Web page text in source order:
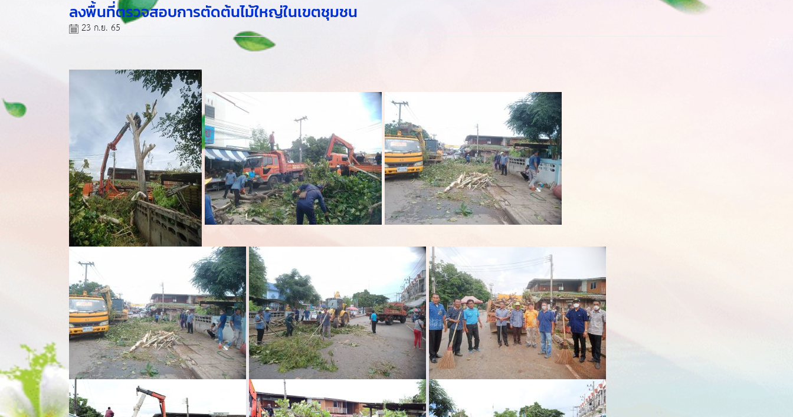
ลงพื้นที่ตรวจสอบการตัดต้นไม้ใหญ่ในเขตชุมชน
23 ก.ย. 65